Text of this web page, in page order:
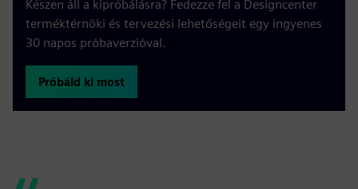
Készen áll a kipróbálásra? Fedezze fel a Designcenter
terméktérnöki és tervezési lehetőségeit egy ingyenes
30 napos próbaverzióval.
Próbáld ki most